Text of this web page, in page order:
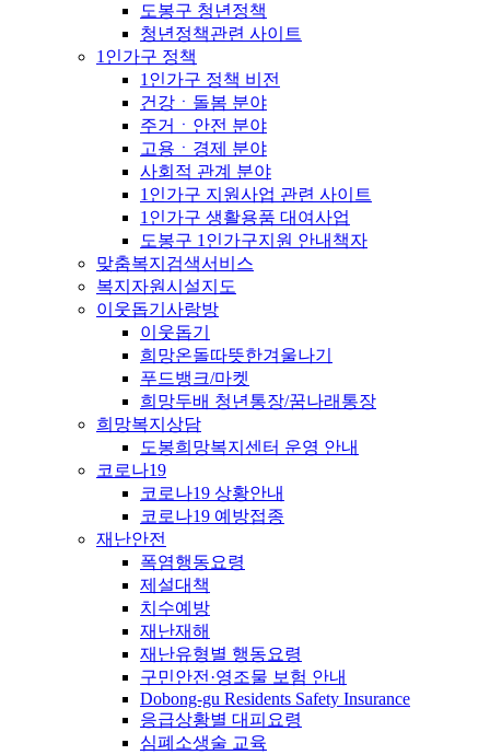
도봉구 청년정책
청년정책관련 사이트
1인가구 정책
1인가구 정책 비전
건강ㆍ돌봄 분야
주거ㆍ안전 분야
고용ㆍ경제 분야
사회적 관계 분야
1인가구 지원사업 관련 사이트
1인가구 생활용품 대여사업
도봉구 1인가구지원 안내책자
맞춤복지검색서비스
복지자원시설지도
이웃돕기사랑방
이웃돕기
희망온돌따뜻한겨울나기
푸드뱅크/마켓
희망두배 청년통장/꿈나래통장
희망복지상담
도봉희망복지센터 운영 안내
코로나19
코로나19 상황안내
코로나19 예방접종
재난안전
폭염행동요령
제설대책
치수예방
재난재해
재난유형별 행동요령
구민안전·영조물 보험 안내
Dobong-gu Residents Safety Insurance
응급상황별 대피요령
심폐소생술 교육